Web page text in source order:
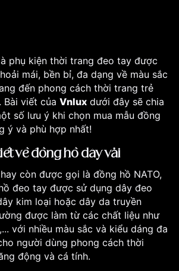
phụ kiện thời trang đeo tay được
mái, bền bỉ, đa dạng về màu sắc
đến phong cách thời trang trẻ
Bài viết của Vnlux dưới đây sẽ chia
số lưu ý khi chọn mua mẫu đồng
ý và phù hợp nhất!
về đồng hồ dây vải
còn được gọi là đồng hồ NATO,
đeo tay được sử dụng dây đeo
kim loại hoặc dây da truyền
được làm từ các chất liệu như
với nhiều màu sắc và kiểu dáng đa
người dùng phong cách thời
động và cá tính.